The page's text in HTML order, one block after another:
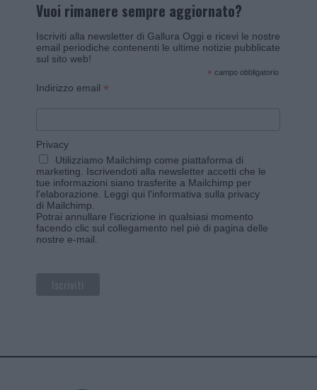
Vuoi rimanere sempre aggiornato?
Iscriviti alla newsletter di Gallura Oggi e ricevi le nostre
email periodiche contenenti le ultime notizie pubblicate
sul sito web!
* campo obbligatorio
Indirizzo email *
Privacy
Utilizziamo Mailchimp come piattaforma di
marketing. Iscrivendoti alla newsletter accetti che le
tue informazioni siano trasferite a Mailchimp per
l'elaborazione. Leggi qui l'informativa sulla privacy
di Mailchimp
Potrai annullare l'iscrizione in qualsiasi momento
facendo clic sul collegamento nel piè di pagina delle
nostre e-mail.